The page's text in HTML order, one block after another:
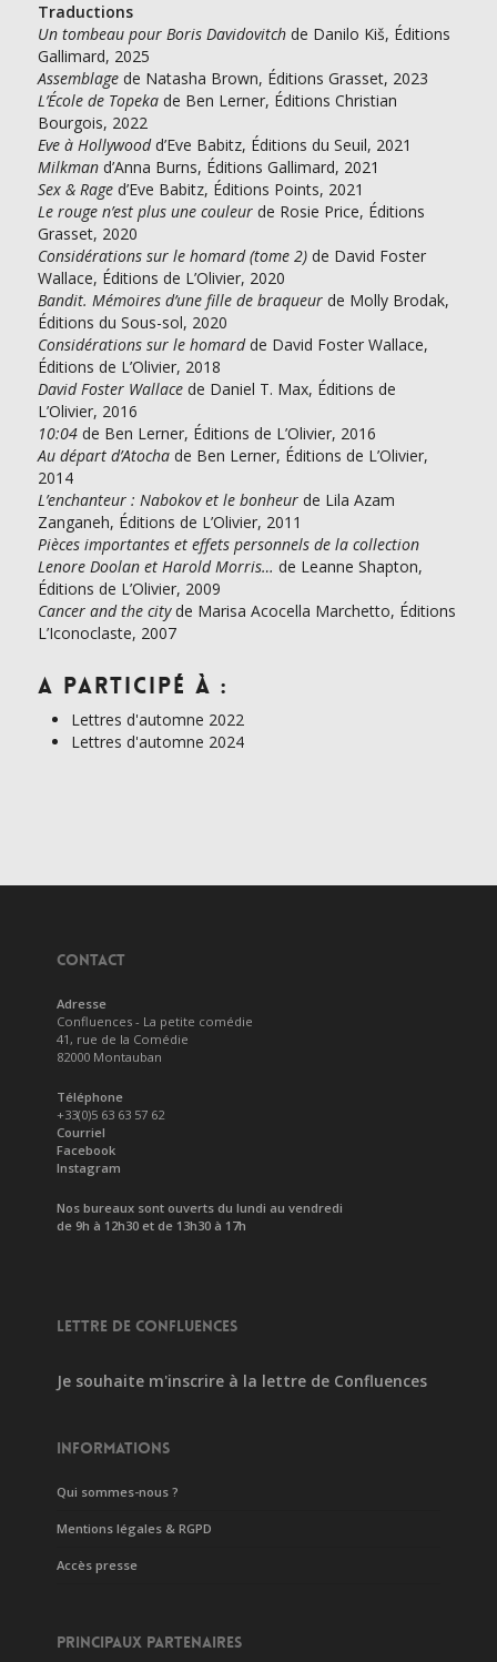
Traductions
Un tombeau pour Boris Davidovitchde Danilo Kiš, Éditions
Gallimard, 2025
Assemblagede Natasha Brown, Éditions Grasset, 2023
L’École de Topekade Ben Lerner, Éditions Christian
Bourgois, 2022
Eve à Hollywoodd’Eve Babitz, Éditions du Seuil, 2021
Milkmand’Anna Burns, Éditions Gallimard, 2021
Sex & Raged’Eve Babitz, Éditions Points, 2021
Le rouge n’est plus une couleurde Rosie Price, Éditions
Grasset, 2020
Considérations sur le homard (tome 2)de David Foster
Wallace, Éditions de L’Olivier, 2020
Bandit. Mémoires d’une fille de braqueurde Molly Brodak,
Éditions du Sous-sol, 2020
Considérations sur le homardde David Foster Wallace,
Éditions de L’Olivier, 2018
David Foster Wallacede Daniel T. Max, Éditions de
L’Olivier, 2016
10:04de Ben Lerner, Éditions de L’Olivier, 2016
Au départ d’Atochade Ben Lerner, Éditions de L’Olivier,
2014
L’enchanteur : Nabokov et le bonheurde Lila Azam
Zanganeh, Éditions de L’Olivier, 2011
Pièces importantes et effets personnels de la collection
Lenore Doolan et Harold Morris… de Leanne Shapton,
Éditions de L’Olivier, 2009
Cancer and the cityde Marisa Acocella Marchetto, Éditions
L’Iconoclaste, 2007
A participé à :
Lettres d'automne 2022
Lettres d'automne 2024
CONTACT
Adresse
Confluences - La petite comédie
41, rue de la Comédie
82000 Montauban
Téléphone
+33(0)5 63 63 57 62
Courriel
Facebook
Instagram
Nos bureaux sont ouverts du lundi au vendredi
de 9h à 12h30 et de 13h30 à 17h
LETTRE DE CONFLUENCES
Je souhaite m'inscrire à la lettre de Confluences
INFORMATIONS
Qui sommes-nous ?
Mentions légales & RGPD
Accès presse
PRINCIPAUX PARTENAIRES